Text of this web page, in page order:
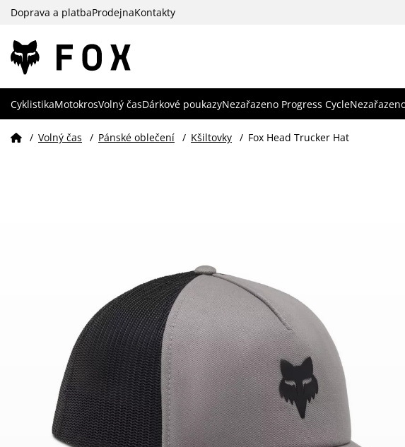
Doprava a platbaProdejnaKontakty
CyklistikaMotokrosVolný časDárkové poukazyNezařazeno Progress Cycle
/ Volný čas / Pánské oblečení / Kšiltovky / Fox Head Trucker Hat